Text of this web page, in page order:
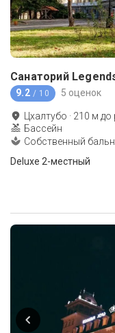
Санаторий
9.2 / 10 5 оценок
Цхалтубо · 210 м до
Бассейн
Собственный
Deluxe 2-местный